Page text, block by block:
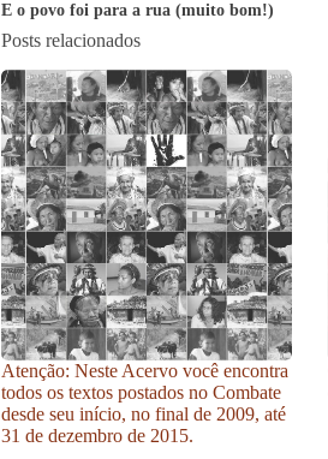
E o povo foi para a rua (muito bom!)
Posts relacionados
Atenção: Neste Acervo você encontra
todos os textos postados no Combate
desde seu início, no final de 2009, até
31 de dezembro de 2015.